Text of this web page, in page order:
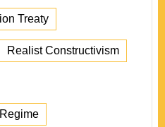
Treaty
Realist Constructivism